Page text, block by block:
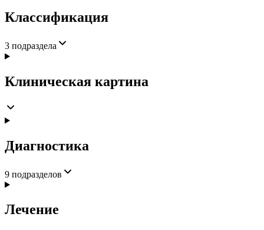
Классификация
3 подраздела
Клиническая картина
Диагностика
9 подразделов
Лечение